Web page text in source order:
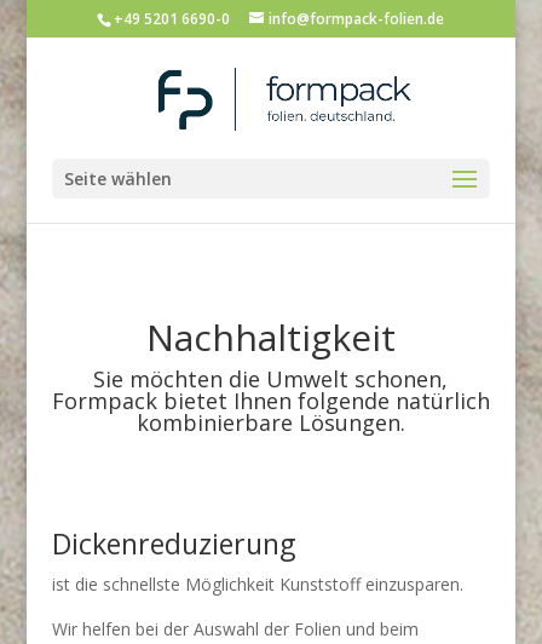
+49 5201 6690-0 info@formpack-folien.de
Seite wählen
Nachhaltigkeit
Sie möchten die Umwelt schonen,
Formpack bietet Ihnen folgende natürlich
kombinierbare Lösungen.
Dickenreduzierung
ist die schnellste Möglichkeit Kunststoff einzusparen.
Wir helfen bei der Auswahl der Folien und beim